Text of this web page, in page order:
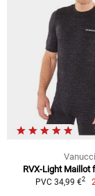
Vanucci
RVX-Light Maillot
PVC 34,99 €2